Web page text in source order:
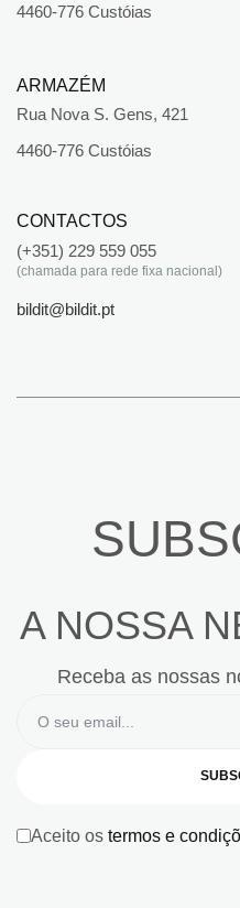
4460-776 Custóias
ARMAZÉM
Rua Nova S. Gens, 421
4460-776 Custóias
CONTACTOS
(+351) 229 559 055
(chamada para rede fixa nacional)
bildit@bildit.pt
A NOSSA
Receba as nossas
Aceito os termos e